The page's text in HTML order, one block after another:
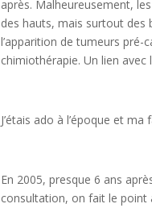
après. Malheureusement,
des hauts, mais surtout des
l’apparition de tumeurs pré-
chimiothérapie. Un lien avec
J’étais ado à l’époque et
En 2005, presque 6 ans
consultation, on fait le point